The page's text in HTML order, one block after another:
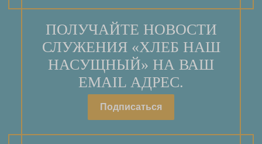
ПОЛУЧАЙТЕ НОВОСТИ
СЛУЖЕНИЯ «ХЛЕБ НАШ
НАСУЩНЫЙ» НА ВАШ
EMAIL АДРЕС.
Подписаться